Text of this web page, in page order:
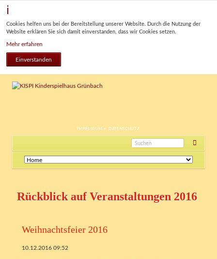
Cookies helfen uns bei der Bereitstellung unserer Website. Durch die Nutzung der
Website erklären Sie sich damit einverstanden, dass wir Cookies setzen.
Mehr erfahren
Einverstanden
NAVIGATION
IMPRESSUM DATENSCHUTZ
Navigation
überspringen
Rückblick auf Veranstaltungen 2016
Weihnachtsfeier 2016
10.12.2016 09:52